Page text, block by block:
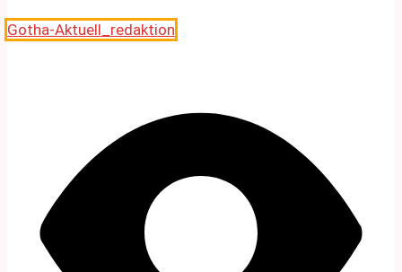
Gotha-Aktuell_redaktion